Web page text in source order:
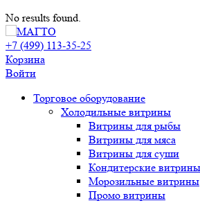
No results found.
+7 (499) 113-35-25
Корзина
Войти
Свернуть/
развернуть
Торговое оборудованиe
Холодильные витрины
Витрины для рыбы
Витрины для мяса
Витрины для суши
Кондитерские витрины
Морозильные витрины
Промо витрины